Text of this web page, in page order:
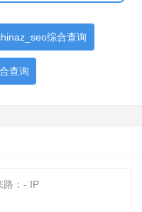
综合查询
查询
： - IP